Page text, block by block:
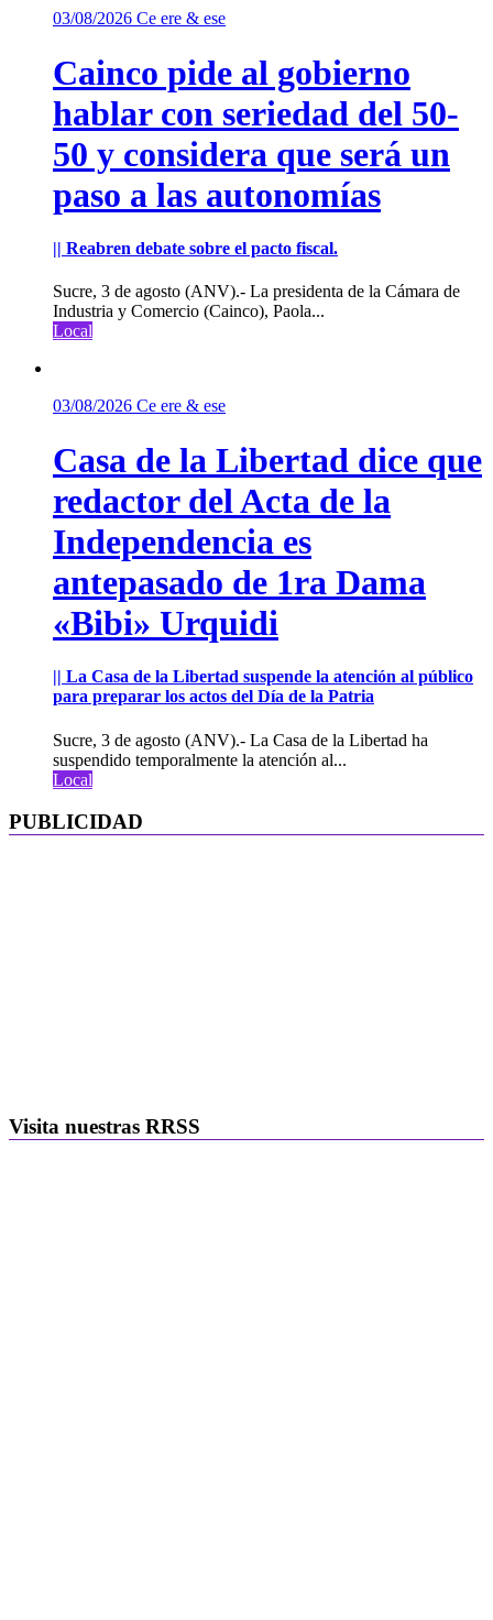
03/08/2026 Ce ere & ese
Cainco pide al gobierno
hablar con seriedad del 50-
50 y considera que será un
paso a las autonomías
|| Reabren debate sobre el pacto fiscal.
Sucre, 3 de agosto (ANV).- La presidenta de la Cámara de
Industria y Comercio (Cainco), Paola...
Local
03/08/2026 Ce ere & ese
Casa de la Libertad dice que
redactor del Acta de la
Independencia es
antepasado de 1ra Dama
«Bibi» Urquidi
|| La Casa de la Libertad suspende la atención al público
para preparar los actos del Día de la Patria
Sucre, 3 de agosto (ANV).- La Casa de la Libertad ha
suspendido temporalmente la atención al...
Local
PUBLICIDAD
Visita nuestras RRSS